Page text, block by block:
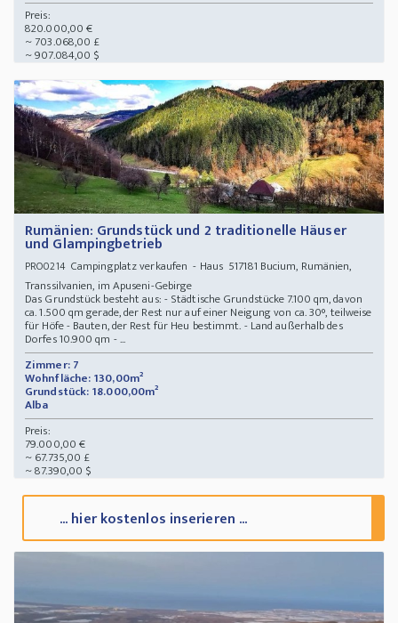
Preis:
820.000,00 €
~ 703.068,00 £
~ 907.084,00 $
Rumänien: Grundstück und 2 traditionelle Häuser
und Glampingbetrieb
PRO0214Campingplatz verkaufen - Haus 517181 Bucium, Rumänien,
Transsilvanien, im Apuseni-Gebirge
Das Grundstück besteht aus: - Städtische Grundstücke 7.100 qm, davon
ca. 1.500 qm gerade, der Rest nur auf einer Neigung von ca. 30°, teilweise
für Höfe - Bauten, der Rest für Heu bestimmt. - Land außerhalb des
Dorfes 10.900 qm - ...
Zimmer: 7
Wohnfläche: 130,00m²
Grundstück: 18.000,00m²
Alba
Preis:
79.000,00 €
~ 67.735,00 £
~ 87.390,00 $
... hier kostenlos inserieren ...